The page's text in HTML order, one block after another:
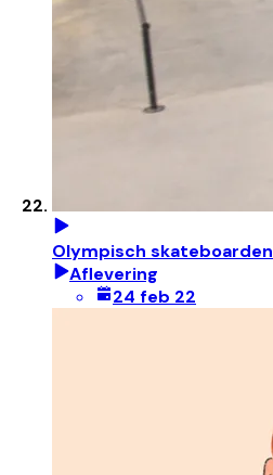
Olympisch skateboarden
Aflevering
24 feb 22